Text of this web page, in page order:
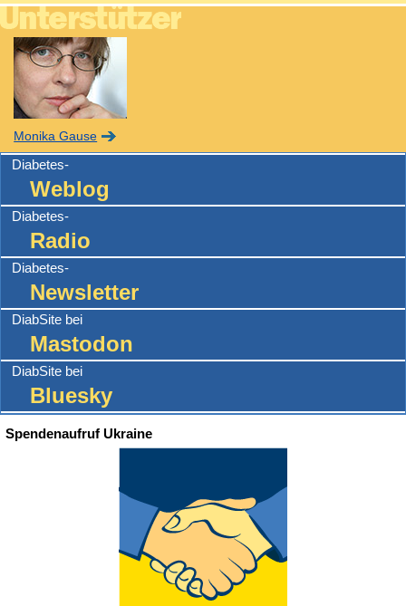
Monika Gause
Diabetes-
Weblog
Diabetes-
Radio
Diabetes-
Newsletter
DiabSite bei
Mastodon
DiabSite bei
Bluesky
Spendenaufruf Ukraine